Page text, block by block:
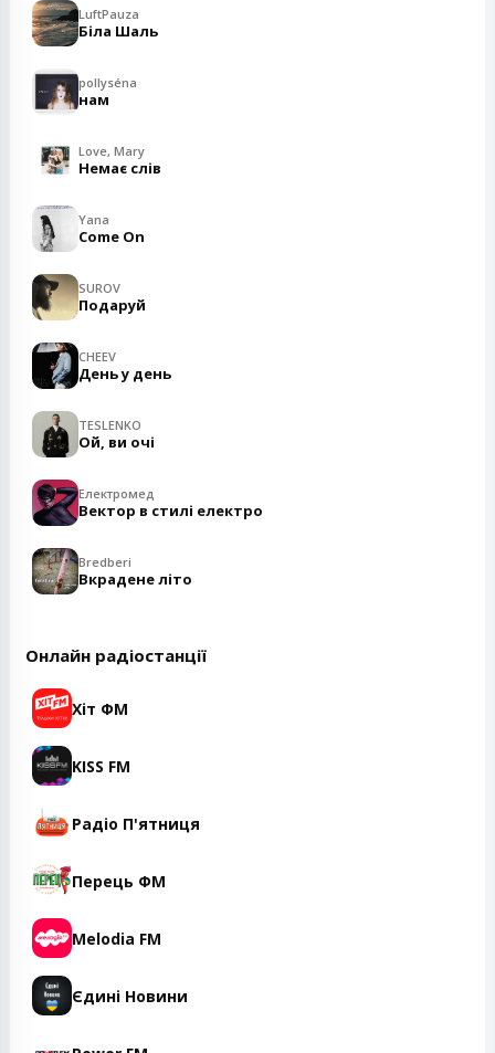
LuftPauza
Біла Шаль
pollyséna
нам
Love, Mary
Немає слів
Yana
Come On
SUROV
Подаруй
CHEEV
День у день
TESLENKO
Ой, ви очі
Електромед
Вектор в стилі електро
Bredberi
Вкрадене літо
Онлайн радіостанції
Хіт ФМ
KISS FM
Радіо П'ятниця
Перець ФМ
Melodia FM
Єдині Новини